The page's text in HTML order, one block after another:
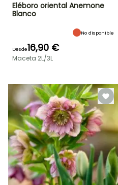
Eléboro oriental Anemone
Blanco
No disponible
Desde16,90 €
Maceta 2L/3L